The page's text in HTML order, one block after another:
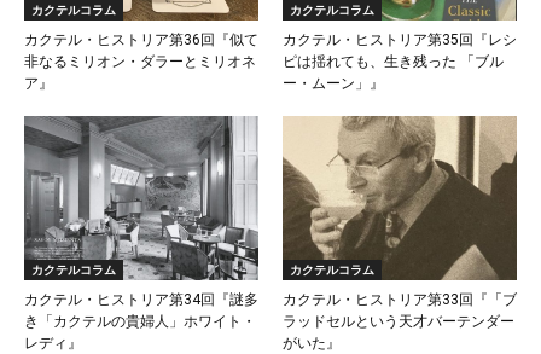
カクテルコラム
カクテル・ヒストリア第36回『似て
非なるミリオン・ダラーとミリオネ
ア』
カクテルコラム
カクテル・ヒストリア第35回『レシ
ピは揺れても、生き残った 「ブル
ー・ムーン」』
カクテルコラム
カクテル・ヒストリア第34回『謎多
き「カクテルの貴婦人」ホワイト・
レディ』
カクテルコラム
カクテル・ヒストリア第33回『「ブ
ラッドセルという天才バーテンダー
がいた』